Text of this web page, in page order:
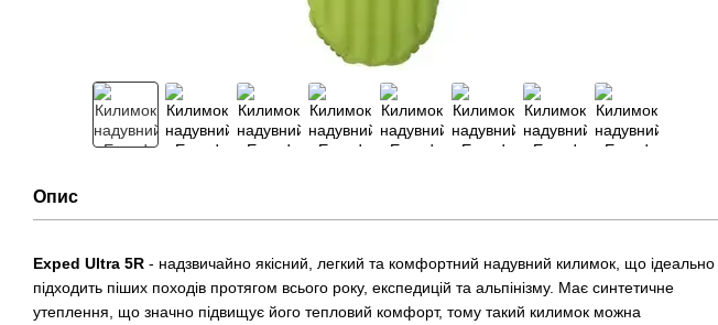
Опис
Exped Ultra 5R - надзвичайно якісний, легкий та комфортний надувний килимок, що ідеально
підходить піших походів протягом всього року, експедицій та альпінізму. Має синтетичне
утеплення, що значно підвищує його тепловий комфорт, тому такий килимок можна